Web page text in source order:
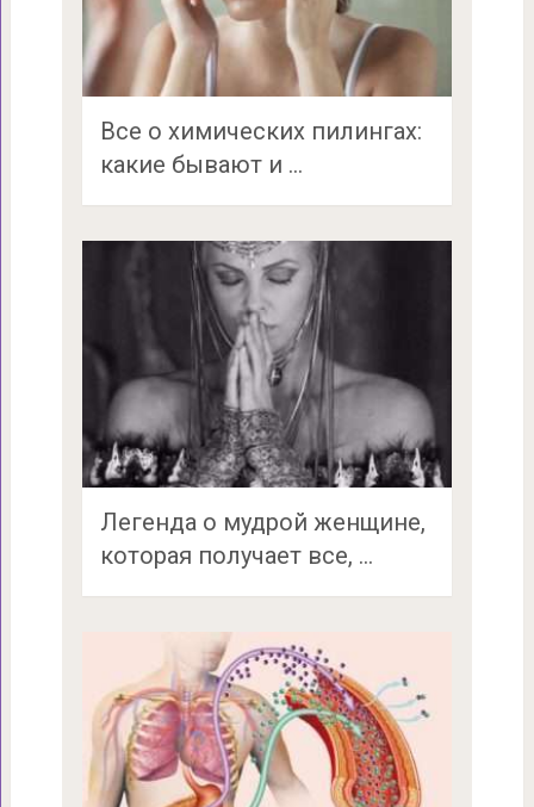
Все о химических пилингах:
какие бывают и …
Легенда о мудрой женщине,
которая получает все, …